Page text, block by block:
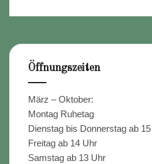
Öffnungszeiten
März – Oktober:
Montag Ruhetag
Dienstag bis Donnerstag ab
Freitag ab 14 Uhr
Samstag ab 13 Uhr